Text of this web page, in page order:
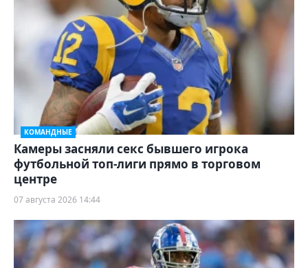
КОМАНДНЫЕ
Камеры засняли секс бывшего игрока
футбольной топ-лиги прямо в торговом
центре
07 августа 2026 14:44